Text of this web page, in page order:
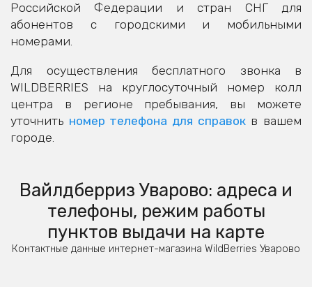
Российской Федерации и стран СНГ для
абонентов с городскими и мобильными
номерами.
Для осуществления бесплатного звонка в
WILDBERRIES на круглосуточный номер колл
центра в регионе пребывания, вы можете
уточнить номер телефона для справокв вашем
городе.
Вайлдберриз Уварово: адреса и
телефоны, режим работы
пунктов выдачи на карте
Контактные данные интернет-магазина WildBerries Уварово